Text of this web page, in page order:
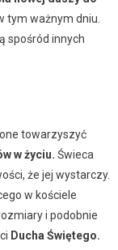
tym ważnym dniu.
spośród innych
towarzyszyć
w życiu. Świeca
że jej wystarczy.
w kościele
i podobnie
Ducha Świętego.